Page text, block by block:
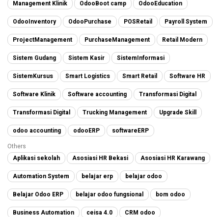
Management Klinik OdooBoot camp OdooEducation
OdooInventory OdooPurchase POSRetail Payroll System
ProjectManagement PurchaseManagement Retail Modern
Sistem Gudang Sistem Kasir SistemInformasi
SistemKursus Smart Logistics Smart Retail Software HR
Software Klinik Software accounting Transformasi Digital
Transformasi Digital Trucking Management Upgrade Skill
odoo accounting odooERP
softwareERP
Others
Aplikasi sekolah
Asosiasi HR Bekasi Asosiasi HR Karawang
Automation System belajar erp belajar odoo
Belajar Odoo ERP belajar odoo fungsional bom odoo
Business Automation ceisa 4.0 CRM odoo